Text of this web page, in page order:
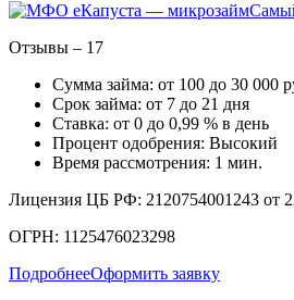
Отзывы – 17
Сумма займа: от 100 до 30 000
Срок займа: от 7 до 21 дня
Ставка: от 0 до 0,99 % в день
Процент одобрения: Высокий
Время рассмотрения: 1 мин.
Лицензия ЦБ РФ: 2120754001243 от
ОГРН: 1125476023298
ПодробнееОформить заявку